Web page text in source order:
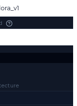
Name